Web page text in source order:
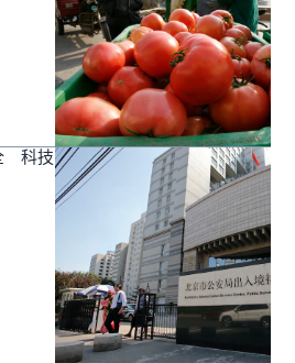
科技